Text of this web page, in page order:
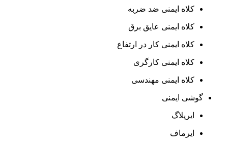
کلاه ایمنی ضد ضربه
کلاه ایمنی عایق برق
کلاه ایمنی کار در ارتفاع
کلاه ایمنی کارگری
کلاه ایمنی مهندسی
گوشی ایمنی
ایرپلاگ
ایرماف